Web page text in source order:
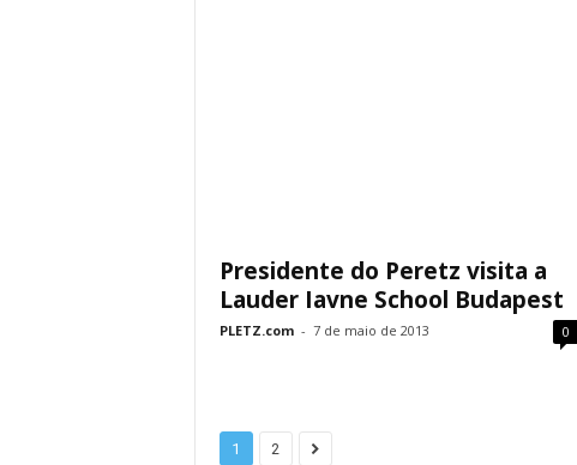
Presidente do Peretz visita a
Lauder Iavne School Budapest
PLETZ.com - 7 de maio de 2013 0
1 2